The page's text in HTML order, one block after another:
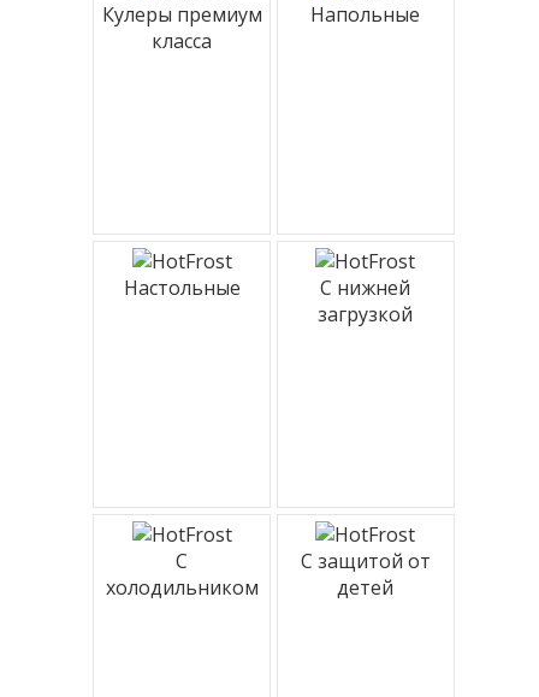
Кулеры премиум
класса
Напольные
Настольные
С нижней
загрузкой
С
холодильником
С защитой от
детей